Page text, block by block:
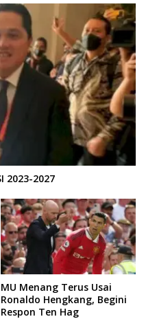
2023-2027
MU Menang Terus Usai
Ronaldo Hengkang, Begini
Respon Ten Hag